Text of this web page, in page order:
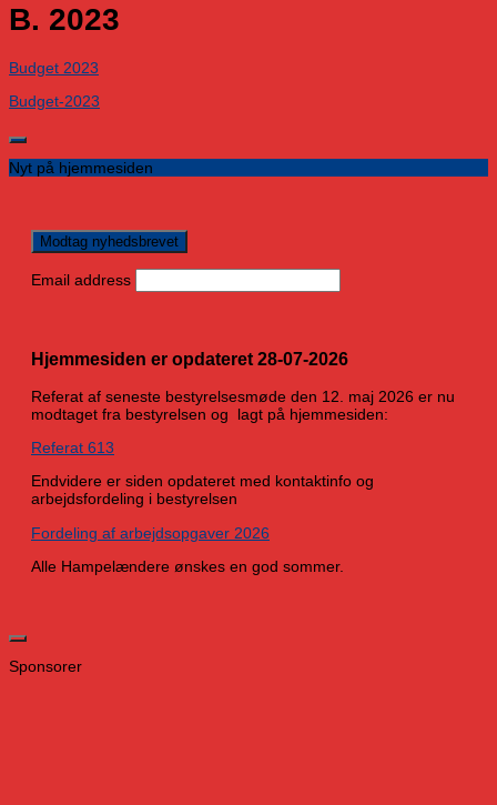
B. 2023
Budget 2023
Budget-2023
Nyt på hjemmesiden
Email address
Hjemmesiden er opdateret 28-07-2026
Referat af seneste bestyrelsesmøde den 12. maj 2026 er nu
modtaget fra bestyrelsen og lagt på hjemmesiden:
Referat 613
Endvidere er siden opdateret med kontaktinfo og
arbejdsfordeling i bestyrelsen
Fordeling af arbejdsopgaver 2026
Alle Hampelændere ønskes en god sommer.
Sponsorer